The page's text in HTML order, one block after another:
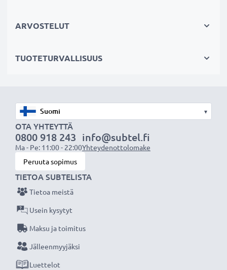
✔ Lisää värikylläisyyttä ja kontrastia ja tuo esiin
✔ Tekee sateenkaaren värit näkyvämmiksi
✔ Saa taivaan näyttämään sinisemmältä ja pilvet
valkoisemmilta
✔ Vähentää sinistä usvaa maisemakuvissa ja
teleobjektiivilla kuvattaessa
Laadukas, moninkertaisesti pinnoitettu lasi ja
säädettävä polarisaatio
✔ Värineutraali lasi heijastamattomalla pinnoitteella
halutun valon taittumisen saamiseksi
ARVOSTELUT
TUOTETURVALLISUUS
▾
OTA YHTEYTTÄ
0800 918 243
Ma - Pe: 11:00 - 22:00
info@subtel.fi
Yhteydenottolomake
Peruuta sopimus
TIETOA SUBTELISTA
Tietoa meistä
Usein kysytyt
Maksu ja toimitus
Jälleenmyyjäksi
Luettelot